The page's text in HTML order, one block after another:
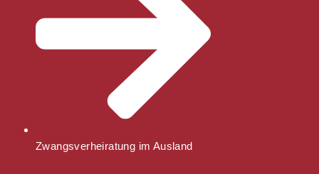
Zwangsverheiratung im Ausland